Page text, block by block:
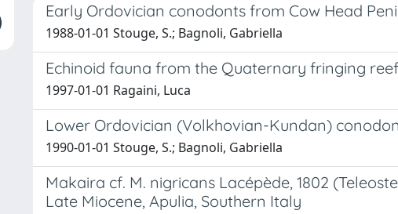
Early Ordovician conodonts from Cow Head
1988-01-01 Stouge, S.; Bagnoli, Gabriella
Echinoid fauna from the Quaternary fringing
1997-01-01 Ragaini, Luca
Lower Ordovician (Volkhovian-Kundan)
1990-01-01 Stouge, S.; Bagnoli, Gabriella
Makaira cf. M. nigricans Lacépède, 1802
Late Miocene, Apulia, Southern Italy